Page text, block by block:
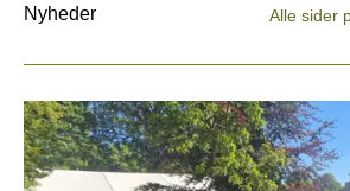
Nyheder Alle sider